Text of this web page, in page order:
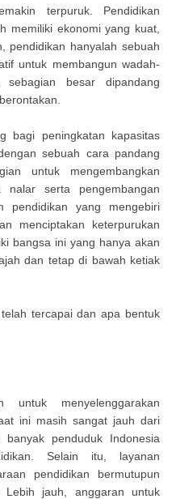
terpuruk. Pendidikan
memiliki ekonomi yang kuat,
pendidikan hanyalah sebuah
untuk membangun wadah-
sebagian besar dipandang
bagi peningkatan kapasitas
sebuah cara pandang
untuk mengembangkan
serta pengembangan
pendidikan yang mengebiri
menciptakan keterpurukan
bangsa ini yang hanya akan
dan tetap di bawah ketiak
tercapai dan apa bentuk
untuk menyelenggarakan
ini masih sangat jauh dari
penduduk Indonesia
Selain itu, layanan
pendidikan bermutupun
jauh, anggaran untuk